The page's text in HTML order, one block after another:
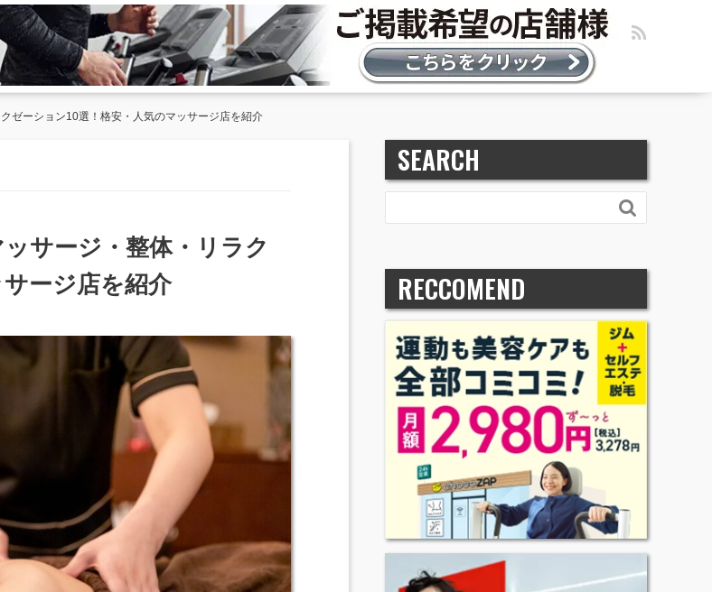
ゼーション10選！格安・人気のマッサージ店を紹介
サージ・整体・リラク
ージ店を紹介
SEARCH

RECCOMEND